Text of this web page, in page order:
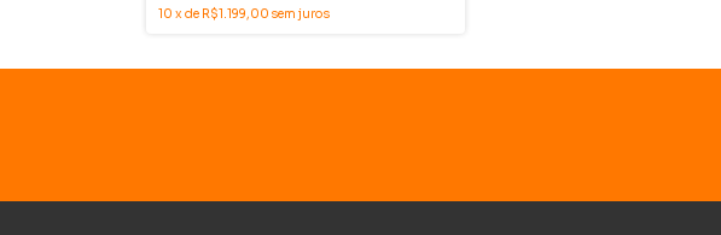
10 x de R$1.199,00 sem juros